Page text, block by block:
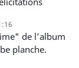
planche.